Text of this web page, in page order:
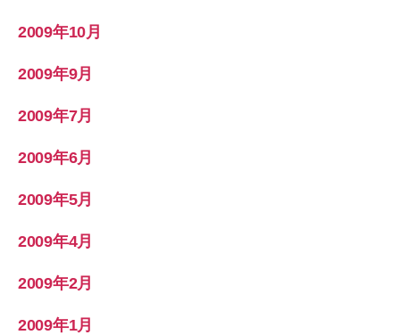
2009年10月
2009年9月
2009年7月
2009年6月
2009年5月
2009年4月
2009年2月
2009年1月